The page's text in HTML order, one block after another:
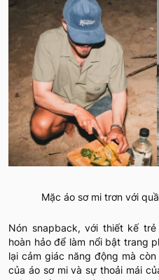
Mặc áo sơ mi trơn với
Nón snapback, với thiết kế
hoàn hảo để làm nổi bật trang
lại cảm giác năng động mà
của áo sơ mi và sự thoải mái